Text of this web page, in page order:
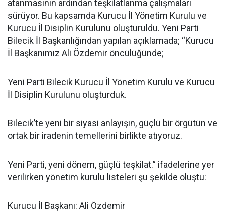
atanmasının ardından teşkilatlanma çalışmaları
sürüyor. Bu kapsamda Kurucu İl Yönetim Kurulu ve
Kurucu İl Disiplin Kurulunu oluşturuldu. Yeni Parti
Bilecik İl Başkanlığından yapılan açıklamada; “Kurucu
İl Başkanımız Ali Özdemir öncülüğünde;
Yeni Parti Bilecik Kurucu İl Yönetim Kurulu ve Kurucu
İl Disiplin Kurulunu oluşturduk.
Bilecik’te yeni bir siyasi anlayışın, güçlü bir örgütün ve
ortak bir iradenin temellerini birlikte atıyoruz.
Yeni Parti, yeni dönem, güçlü teşkilat.” ifadelerine yer
verilirken yönetim kurulu listeleri şu şekilde oluştu:
Kurucu İl Başkanı: Ali Özdemir